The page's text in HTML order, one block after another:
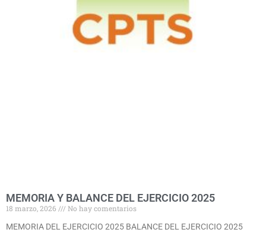
MEMORIA Y BALANCE DEL EJERCICIO 2025
18 marzo, 2026
No hay comentarios
MEMORIA DEL EJERCICIO 2025 BALANCE DEL EJERCICIO 2025